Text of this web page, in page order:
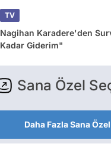
TV
Nagihan Karadere'den
Kadar Giderim"
Sana Özel
Daha Fazla Sana